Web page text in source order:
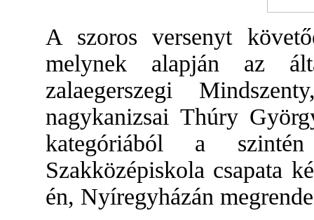
A szoros versenyt
melynek alapján az
zalaegerszegi
nagykanizsai Thúry
kategóriából a
Szakközépiskola csapata
én, Nyíregyházán